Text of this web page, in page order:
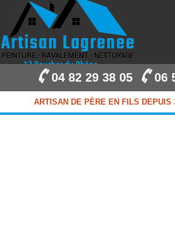
04 82 29 38 05 06
ARTISAN DE PÈRE EN FILS DEPUIS